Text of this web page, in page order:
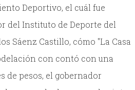
Deportivo, el cuál fue
del Instituto de Deporte del
Sáenz Castillo, cómo "La Casa
con contó con una
de pesos, el gobernador